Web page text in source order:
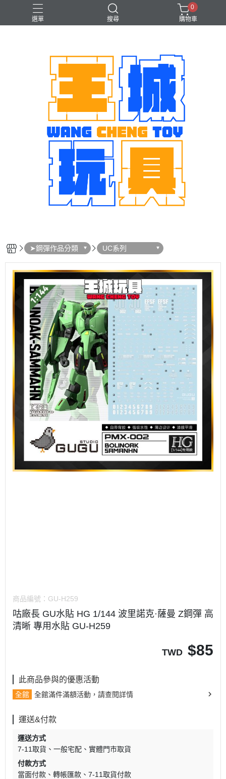
選單 搜尋
0
購物車
➤鋼彈作品分類 UC系列
商品編號： GU-H259
咕廠長 GU水貼 HG 1/144 波里諾克·薩曼 Z鋼彈 高
清晰 專用水貼 GU-H259
TWD $85
此商品參與的優惠活動
全館 全館滿件滿額活動，請查閱詳情
運送&付款
運送方式
7-11取貨
一般宅配
實體門市取貨
付款方式
當面付款
轉帳匯款 7-11取貨付款